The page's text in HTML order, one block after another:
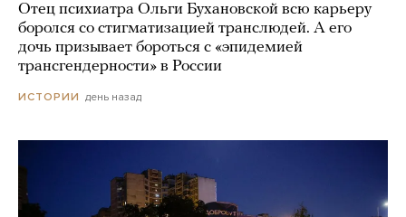
Отец психиатра Ольги Бухановской всю карьеру
боролся со стигматизацией транслюдей. А его
дочь призывает бороться с «эпидемией
трансгендерности» в России
ИСТОРИИ день назад